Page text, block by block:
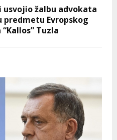
usvojio žalbu advokata
predmetu Evropskog
Tuzla